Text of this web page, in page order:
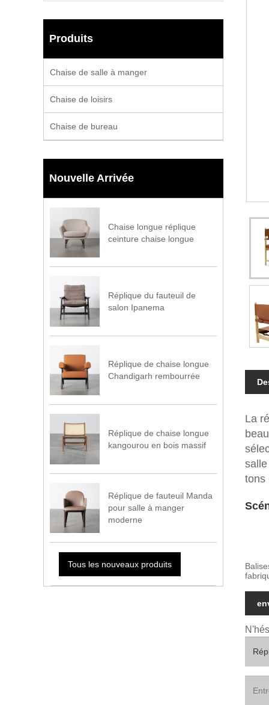
Produits
Chaise de salle à manger
Chaise de loisirs
Chaise de bureau
Nouvelle Arrivée
Chaise longue réplique
ceinture chaise longue
Réplique du fauteuil de
salon Ipanema
Réplique de chaise longue
Chandigarh rembourrée
Réplique de chaise longue
kangourou en bois massif
Réplique de fauteuil Manda
pour salle à manger
moderne
Tous les nouveaux produits
La
tons